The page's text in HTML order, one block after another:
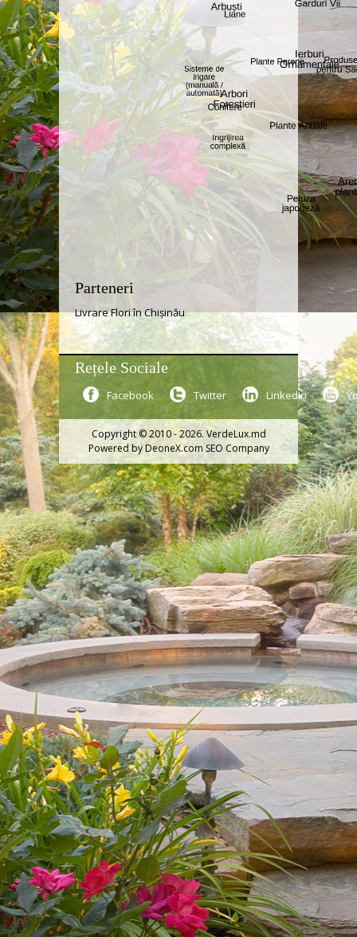
Parteneri
Livrare Flori în Chișinău
Rețele Sociale
Facebook Twitter LinkedIn
Copyright © 2010 - 2026. VerdeLux.md
Powered byDeoneX.com SEO Company